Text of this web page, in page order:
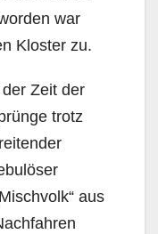
war
Kloster zu.
Zeit der
trotz
aus